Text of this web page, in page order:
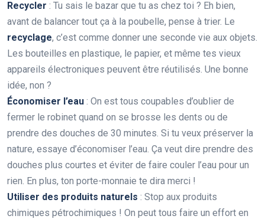
Recycler : Tu sais le bazar que tu as chez toi ? Eh bien,
avant de balancer tout ça à la poubelle, pense à trier. Le
recyclage, c’est comme donner une seconde vie aux objets.
Les bouteilles en plastique, le papier, et même tes vieux
appareils électroniques peuvent être réutilisés. Une bonne
idée, non ?
Économiser l’eau : On est tous coupables d’oublier de
fermer le robinet quand on se brosse les dents ou de
prendre des douches de 30 minutes. Si tu veux préserver la
nature, essaye d’économiser l’eau. Ça veut dire prendre des
douches plus courtes et éviter de faire couler l’eau pour un
rien. En plus, ton porte-monnaie te dira merci !
Utiliser des produits naturels : Stop aux produits
chimiques pétrochimiques ! On peut tous faire un effort en